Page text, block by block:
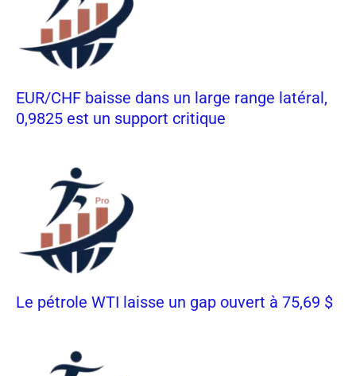
EUR/CHF baisse dans un large range latéral,
0,9825 est un support critique
Le pétrole WTI laisse un gap ouvert à 75,69 $